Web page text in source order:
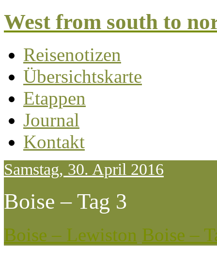
West from south to
Reisenotizen
Übersichtskarte
Etappen
Journal
Kontakt
Samstag, 30. April 2016
Boise – Tag 3
Boise – Lewiston Boise –